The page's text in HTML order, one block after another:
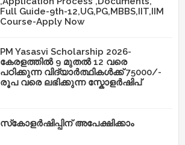
Full Guide-9th-12,UG,PG,MBBS,IIT,IIM
Course-Apply Now
PM Yasasvi Scholarship 2026-
കേരളത്തിൽ 9 മുതൽ 12 വരെ
പഠിക്കുന്ന വിദ്യാർത്ഥികൾക്ക് 75000/-
രൂപ വരെ ലഭിക്കുന്ന സ്കോളർഷിപ്
സ്‌കോളർഷിപ്പിന് അപേക്ഷിക്കാം